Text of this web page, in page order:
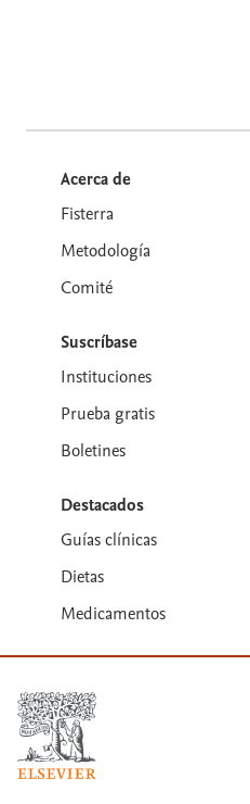
Acerca de
Fisterra
Metodología
Comité
Suscríbase
Instituciones
Prueba gratis
Boletines
Destacados
Guías clínicas
Dietas
Medicamentos